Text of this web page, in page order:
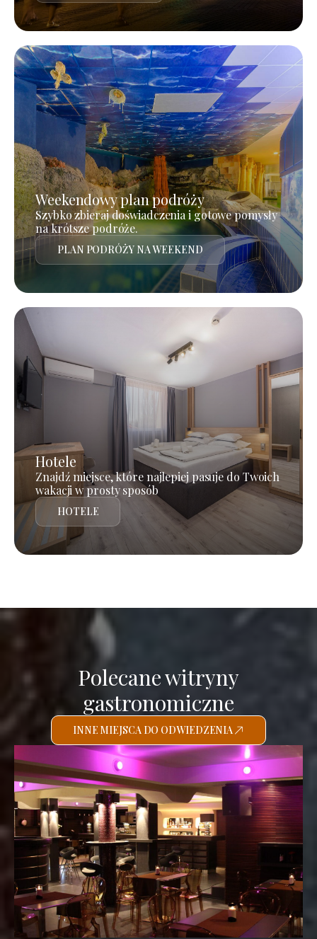
Weekendowy plan podróży
Szybko zbieraj doświadczenia i gotowe pomysły
na krótsze podróże.
PLAN PODRÓŻY NA WEEKEND
Hotele
Znajdź miejsce, które najlepiej pasuje do Twoich
wakacji w prosty sposób
HOTELE
Polecane witryny
gastronomiczne
INNE MIEJSCA DO ODWIEDZENIA